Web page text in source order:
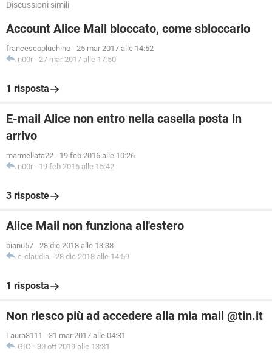
Discussioni simili
Account Alice Mail bloccato, come sbloccarlo
francescopluchino - 25 mar 2017 alle 14:52
n00r - 27 mar 2017 alle 17:50
1 risposta
E-mail Alice non entro nella casella posta in
arrivo
marmellata22 - 19 feb 2016 alle 10:26
n00r - 19 feb 2016 alle 15:42
3 risposte
Alice Mail non funziona all'estero
bianu57 - 28 dic 2018 alle 13:38
e-claudia - 28 dic 2018 alle 14:59
1 risposta
Non riesco più ad accedere alla mia mail @tin.it
Laura8111 - 31 mar 2017 alle 04:31
GIO - 30 ott 2019 alle 13:31